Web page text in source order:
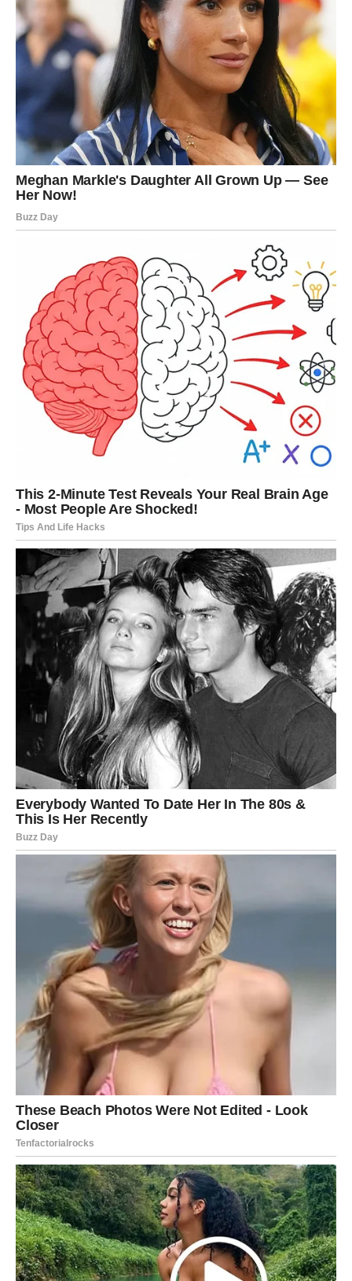
ŠKORPIJA – ISTINA IZLAZI NA
VIDELO
Škorpija prolazi kroz karmički trenutak razotkrivanja.
Moguće je da saznate nešto važno – o partneru, prijatelju
ili kolegi. Ako ste bili lojalni – nagrada dolazi. Ako ste
skrivali nešto – sada izlazi.
Karma poručuje: Dubina zahteva iskrenost.
STRELAC – KARMIČKI IZBOR
PUTA
Strelac u prvim danima marta stoji na raskrsnici. Jedan
put vodi ka poznatom, drugi ka nepoznatom.
U ljubavi – povratak prošlosti ili nova prilika.
Na poslu – ideja koja traži rizik.
JARAC – NAGRADA ZA
DISCIPLINU
Jarac dobija karmičku potvrdu da trud nije bio uzaludan.
Moguće je priznanje ili pomak na poslu. U ljubavi –
ozbiljan razgovor koji učvršćuje odnos.
Karma poručuje: Strpljenje donosi trajnu nagradu.
VODOLIJA – SUDBINSKO
IZNENAĐENJE
Vodolija može doživeti karmički susret ili vest koja menja
Ako ste bili iskreni prema sebi – sada dolazi šansa. Ako
ste bežali od emocija – sudbina vas suočava. Karma
poručuje: Ne možeš izbeći ono što je tvoje.
RIBE – KARMIČKA NAGRADA
SRCA
Ribe u prvim danima marta osećaju da se nešto okreće u
njihovu korist.
U ljubavi – dublja povezanost ili nova romantična priča.
Na poslu – intuicija donosi dobar izbor.
Karma poručuje: Dobrota se vraća.